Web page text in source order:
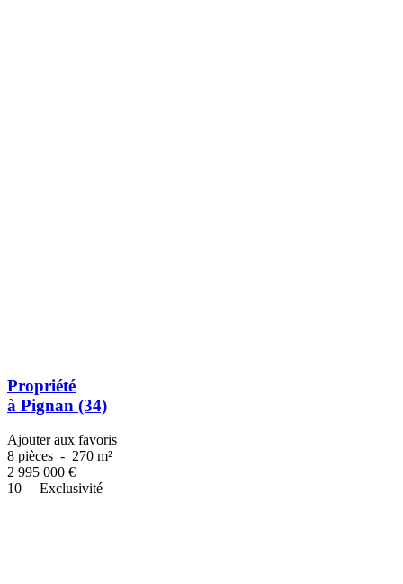
Propriété
à Pignan (34)
Ajouter aux favoris
8 pièces - 270 m²
2 995 000 €
10
Exclusivité